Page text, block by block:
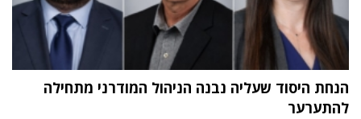
הנחת היסוד שעליה נבנה הניהול המודרני מתחילה
להתערער